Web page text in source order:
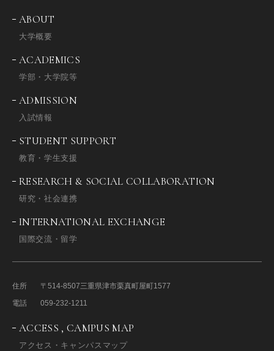
ABOUT
大学概要
ACADEMICS
学部・大学院等
ADMISSION
入試情報
STUDENT SUPPORT
教育・学生支援
RESEARCH & SOCIAL COLLABORATION
研究・社会連携
INTERNATIONAL EXCHANGE
国際交流・留学
住所 〒514-8507三重県津市栗真町屋町1577
電話
059-232-1211
ACCESS , CAMPUS MAP
アクセス・キャンパスマップ